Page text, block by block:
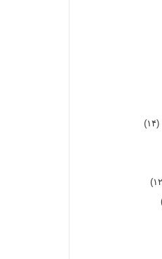
(۱۴)